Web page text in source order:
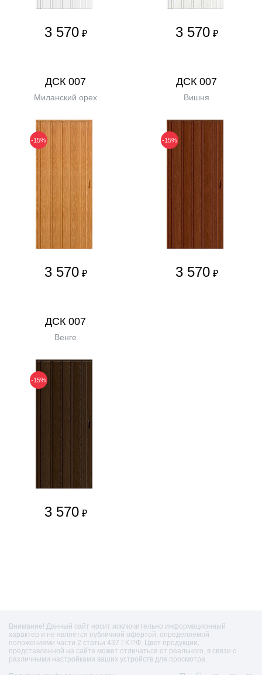
3 570 ₽ 3 570 ₽
ДСК 007
Миланский орех
-15%
3 570 ₽
ДСК 007
Вишня
-15%
3 570 ₽
ДСК 007
Венге
-15%
3 570 ₽
Внимание! Данный сайт носит исключительно информационный
характер и не является публичной офертой, определяемой
положениями части 2 статьи 437 ГК РФ. Цвет продукции,
представленной на сайте может отличаться от реального, в связи с
различными настройками ваших устройств для просмотра.